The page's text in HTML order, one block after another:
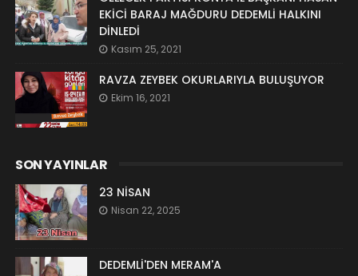
EKİCİ BARAJ MAĞDURU DEDEMLİ HALKINI
DİNLEDİ
Kasım 25, 2021
RAVZA ZEYBEK OKURLARIYLA BULUŞUYOR
Ekim 16, 2021
SON YAYINLAR
23 NİSAN
Nisan 22, 2025
DEDEMLİ'DEN MERAM'A